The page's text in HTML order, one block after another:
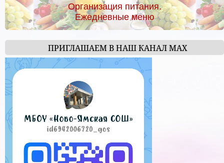
Организация питания.
Ежедневные меню
ПРИГЛАШАЕМ В НАШ КАНАЛ МАХ